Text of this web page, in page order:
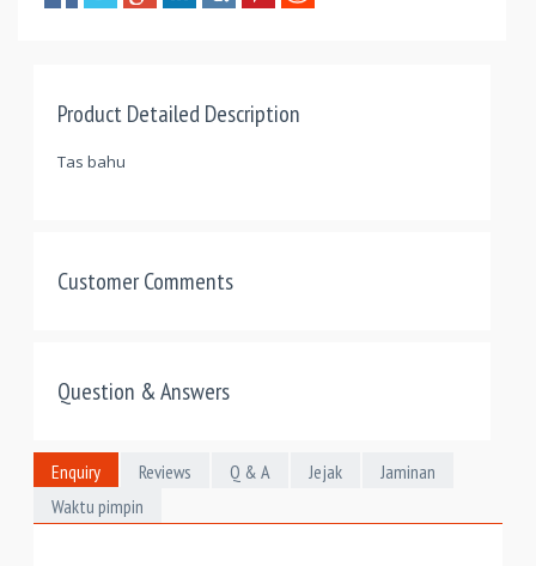
Product Detailed Description
Tas bahu
Customer Comments
Question & Answers
Enquiry Reviews Q & A Jejak
Jaminan
Waktu pimpin